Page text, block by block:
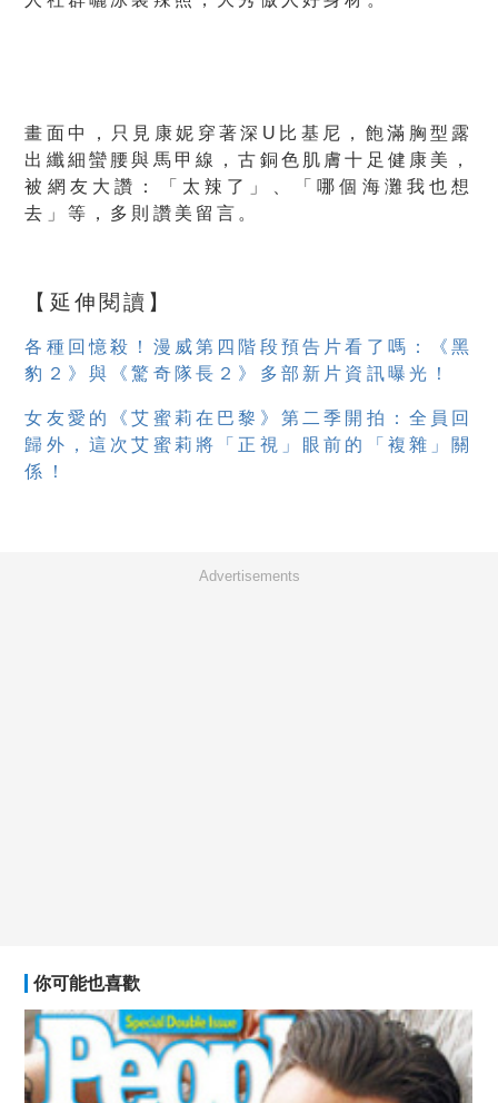
畫面中，只見康妮穿著深U比基尼，飽滿胸型露
出纖細蠻腰與馬甲線，古銅色肌膚十足健康美，
被網友大讚：「太辣了」、「哪個海灘我也想
去」等，多則讚美留言。
【延伸閱讀】
各種回憶殺！漫威第四階段預告片看了嗎：《黑
豹２》與《驚奇隊長２》多部新片資訊曝光！
女友愛的《艾蜜莉在巴黎》第二季開拍：全員回
歸外，這次艾蜜莉將「正視」眼前的「複雜」關
係！
Advertisements